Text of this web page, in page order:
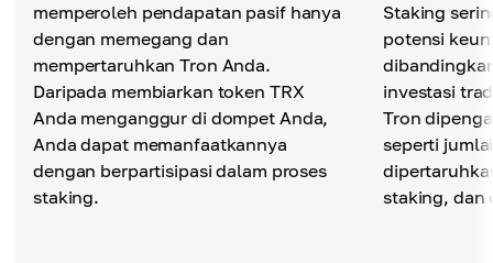
memperoleh pendapatan pasif hanya
dengan memegang dan
mempertaruhkan Tron Anda.
Daripada membiarkan token TRX
Anda menganggur di dompet Anda,
Anda dapat memanfaatkannya
dengan berpartisipasi dalam proses
staking.
Staking
potensi
investasi
Tron
seperti
staking, dan